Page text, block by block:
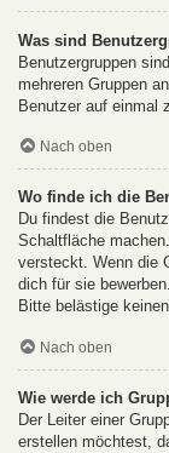
Was sind
Benutzergruppen
mehreren Gruppen
Benutzer auf einmal
Nach oben
Wo finde ich die
Du findest die
Schaltfläche
versteckt. Wenn die
dich für sie
Bitte belästige
Nach oben
Wie werde ich
Der Leiter einer
erstellen möchtest,